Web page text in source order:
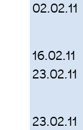
02.02.11
16.02.11
23.02.11
23.02.11